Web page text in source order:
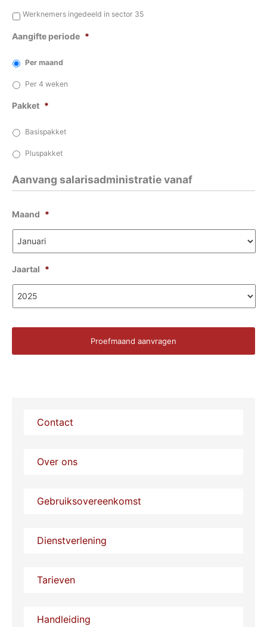
* Werknemers ingedeeld in sector 35
Aangifte periode *
Per maand
Per 4 weken
Pakket *
Basispakket
Pluspakket
Aanvang salarisadministratie vanaf
Maand *
Jaartal *
Contact
Over ons
Gebruiksovereenkomst
Dienstverlening
Tarieven
Handleiding